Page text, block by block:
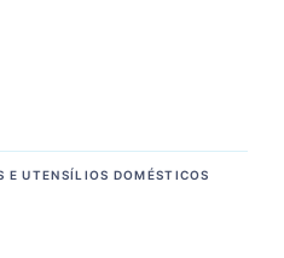
E UTENSÍLIOS DOMÉSTICOS